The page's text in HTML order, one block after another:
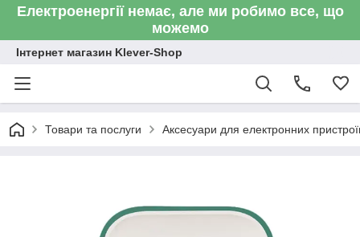
Електроенергії немає, але ми робимо все, що
можемо
Інтернет магазин Klever-Shop
Товари та послуги Аксесуари для електронних